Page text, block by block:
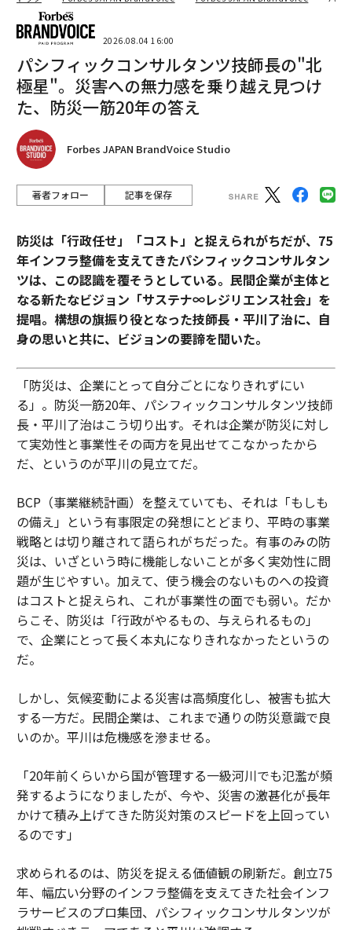
2026.08.04 16:00
パシフィックコンサルタンツ技師長の"北
極星"。災害への無力感を乗り越え見つけ
た、防災一筋20年の答え
Forbes JAPAN BrandVoice Studio
著者フォロー 記事を保存
防災は「行政任せ」「コスト」と捉えられがちだが、75
年インフラ整備を支えてきたパシフィックコンサルタン
ツは、この認識を覆そうとしている。民間企業が主体と
なる新たなビジョン「サステナ∞レジリエンス社会」を
提唱。構想の旗振り役となった技師長・平川了治に、自
身の思いと共に、ビジョンの要諦を聞いた。
「防災は、企業にとって自分ごとになりきれずにい
る」。防災一筋20年、パシフィックコンサルタンツ技師
長・平川了治はこう切り出す。それは企業が防災に対し
て実効性と事業性その両方を見出せてこなかったから
だ、というのが平川の見立てだ。
BCP（事業継続計画）を整えていても、それは「もしも
の備え」という有事限定の発想にとどまり、平時の事業
戦略とは切り離されて語られがちだった。有事のみの防
災は、いざという時に機能しないことが多く実効性に問
題が生じやすい。加えて、使う機会のないものへの投資
はコストと捉えられ、これが事業性の面でも弱い。だか
らこそ、防災は「行政がやるもの、与えられるもの」
で、企業にとって長く本丸になりきれなかったというの
だ。
しかし、気候変動による災害は高頻度化し、被害も拡大
する一方だ。民間企業は、これまで通りの防災意識で良
いのか。平川は危機感を滲ませる。
「20年前くらいから国が管理する一級河川でも氾濫が頻
発するようになりましたが、今や、災害の激甚化が長年
かけて積み上げてきた防災対策のスピードを上回ってい
るのです」
求められるのは、防災を捉える価値観の刷新だ。創立75
年、幅広い分野のインフラ整備を支えてきた社会インフ
ラサービスのプロ集団、パシフィックコンサルタンツが